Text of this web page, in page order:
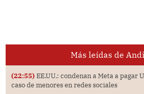
Más leídas de
(22:55) EE.UU.: condenan a Meta a pagar
caso de menores en redes sociales